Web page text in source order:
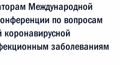
Международной
по вопросам
коронавирусной
заболеваниям